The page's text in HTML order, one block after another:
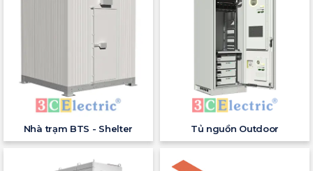
Nhà trạm BTS - Shelter Tủ nguồn Outdoor